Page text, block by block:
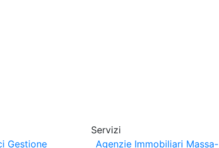
Gestione
Servizi
Agenzie Immobiliari Massa-